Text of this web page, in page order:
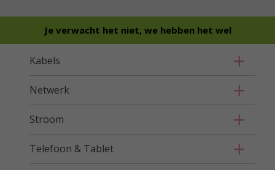
Je verwacht het niet, we hebben het wel
Kabels
Netwerk
Stroom
Telefoon & Tablet